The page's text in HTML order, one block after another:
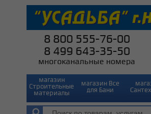
8 800 555-76-00
8 499 643-35-50
многоканальные номера
магазин
Строительные
материалы
магазин Все
для Бани